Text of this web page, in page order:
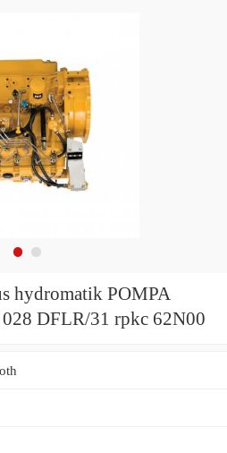
hydromatik POMPA
DFLR/31 rpkc 62N00